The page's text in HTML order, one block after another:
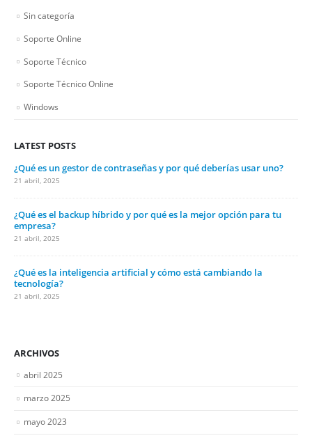
Sin categoría
Soporte Online
Soporte Técnico
Soporte Técnico Online
Windows
LATEST POSTS
¿Qué es un gestor de contraseñas y por qué deberías usar uno?
21 abril, 2025
¿Qué es el backup híbrido y por qué es la mejor opción para tu
empresa?
21 abril, 2025
¿Qué es la inteligencia artificial y cómo está cambiando la
tecnología?
21 abril, 2025
ARCHIVOS
abril 2025
marzo 2025
mayo 2023